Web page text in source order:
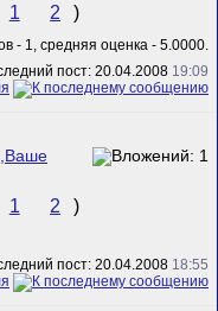
1 2 )
пост: 20.04.2008 19:09
1 2 )
пост: 20.04.2008 18:55